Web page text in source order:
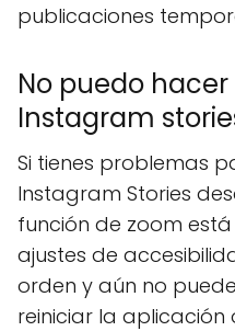
publicaciones
No puedo
Instagram
Si tienes problemas
Instagram Stories
función de zoom
ajustes de
orden y aún no
reiniciar la aplicación